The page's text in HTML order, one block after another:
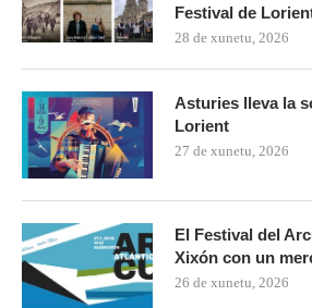
Festival de
28 de xunetu, 2026
Asturies lleva la
Lorient
27 de xunetu, 2026
El Festival del
Xixón con un
26 de xunetu, 2026